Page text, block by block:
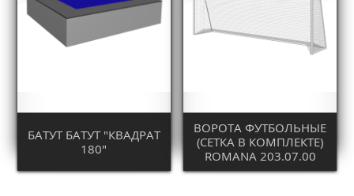
БАТУТ БАТУТ "КВАДРАТ
180"
ВОРОТА ФУТБОЛЬНЫЕ
(СЕТКА В КОМПЛЕКТЕ)
ROMANA 203.07.00